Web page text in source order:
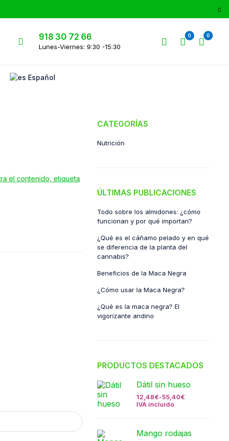
918 30 72 66
Lunes-Viernes: 9:30 -15:30
0 0
Español
CATEGORÍAS
Nutrición
ÚLTIMAS PUBLICACIONES
Todo sobre los almidones: ¿cómo
funcionan y por qué importan?
¿Qué es el cáñamo pelado y en qué
se diferencia de la planta del
cannabis?
Beneficios de la Maca Negra
¿Cómo usar la Maca Negra?
¿Qué es la maca negra? El
vigorizante andino
PRODUCTOS DESTACADOS
Dátil sin hueso
12,48€-55,40€
IVA incluido
Mango rodajas